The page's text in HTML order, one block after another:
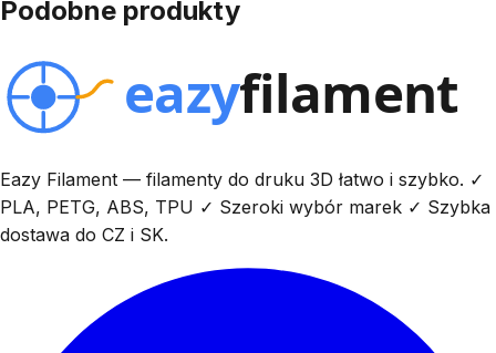
Podobne produkty
Eazy Filament — filamenty do druku 3D łatwo i szybko. ✓
PLA, PETG, ABS, TPU ✓ Szeroki wybór marek ✓ Szybka
dostawa do CZ i SK.